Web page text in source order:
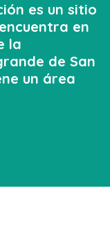
es un sitio
en
la
de San
un área